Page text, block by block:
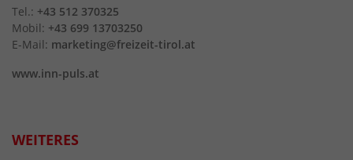
Tel.: +43 512 370325
Mobil: +43 699 13703250
E-Mail: marketing@freizeit-tirol.at
www.inn-puls.at
WEITERES